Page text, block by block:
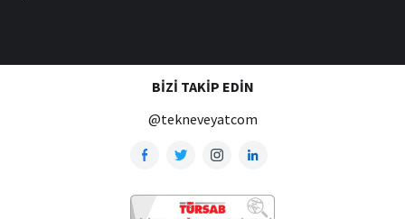
BIZI TAKIP EDIN
@tekneveyatcom